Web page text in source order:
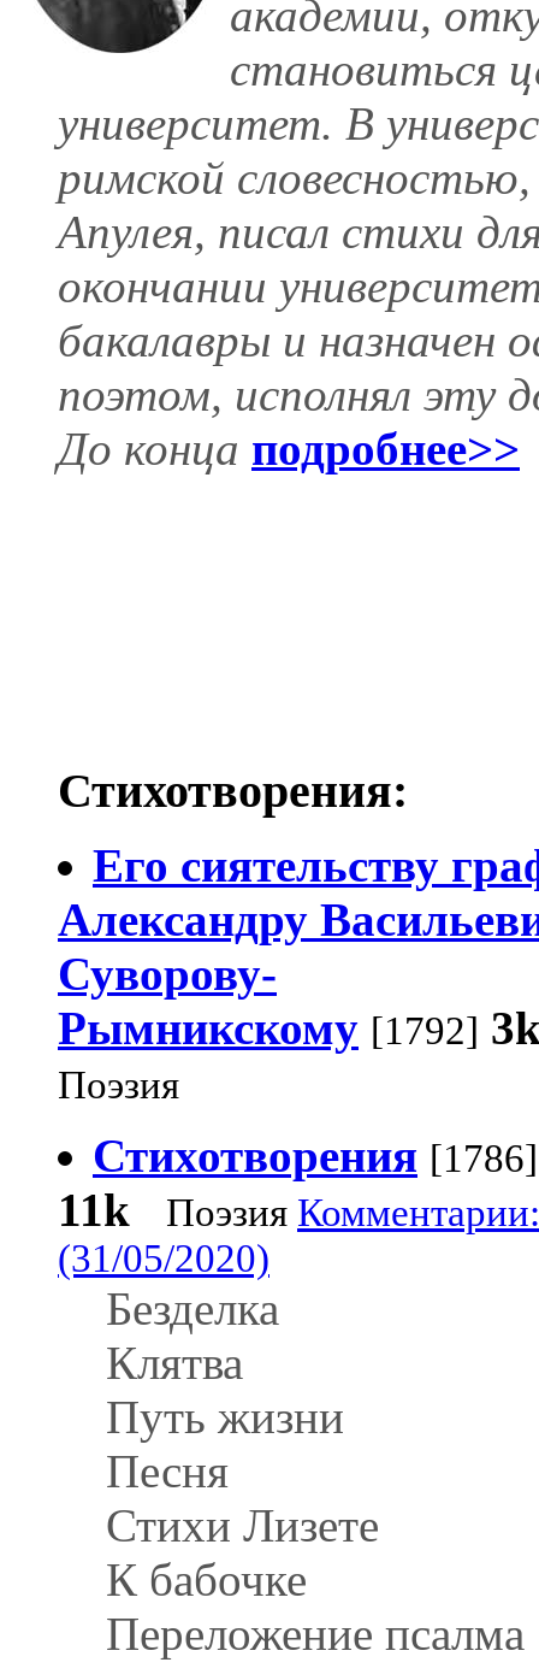
академии,
становиться
университет. В
римской
Апулея, писал стихи
окончании
бакалавры и назначен
поэтом, исполнял эту
До конца подробнее>>
Стихотворения:
Его сиятельству
Александру
Суворову-
Рымникскому [1792]
Поэзия
Стихотворения [1786]
11k Поэзия
(31/05/2020)
Безделка
Клятва
Путь жизни
Песня
Стихи Лизете
К бабочке
Переложение псалма